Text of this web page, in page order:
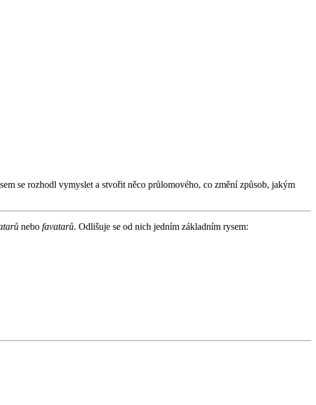
se rozhodl vymyslet a stvořit něco průlomového, co změní způsob, jakým
nebo favatarů. Odlišuje se od nich jedním základním rysem: